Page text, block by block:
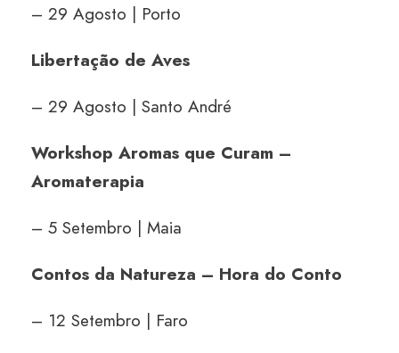
– 29 Agosto | Porto
Libertação de Aves
– 29 Agosto | Santo André
Workshop Aromas que Curam –
Aromaterapia
– 5 Setembro | Maia
Contos da Natureza – Hora do Conto
– 12 Setembro | Faro